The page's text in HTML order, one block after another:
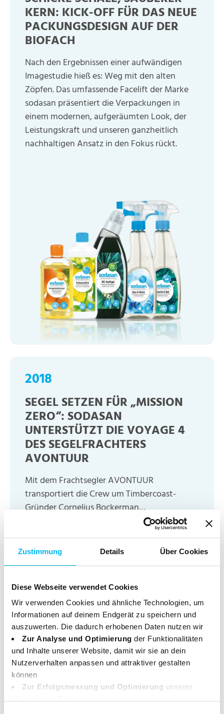
Zustimmung Details Über Cookies
Diese Webseite verwendet Cookies
Wir verwenden Cookies und ähnliche Technologien, um
Informationen auf deinem Endgerät zu speichern und
auszuwerten. Die dadurch erhobenen Daten nutzen wir
Zur Analyse und Optimierung der Funktionalitäten
und Inhalte unserer Website, damit wir sie an dein
Nutzerverhalten anpassen und attraktiver gestalten
können
Zur Erfolgsmessung und Optimierung unserer
KERN: KICK-OFF FÜR DAS NEUE
PACKUNGSDESIGN AUF DER
BIOFACH
Nach den Ergebnissen einer aufwändigen
Imagestudie hieß es: Weg mit den alten
Zöpfen. Das umfassende Facelift der Marke
sodasan präsentiert die Verpackungen in
einem modernen, aufgeräumten Look, der
Leistungskraft und unseren ganzheitlich
nachhaltigen Ansatz in den Fokus rückt.
2018
SEGEL SETZEN FÜR „MISSION
ZERO“: SODASAN
UNTERSTÜTZT DIE VOYAGE 4
DES SEGELFRACHTERS
AVONTUUR
Mit dem Frachtsegler AVONTUUR
transportiert die Crew um Timbercoast-
Gründer Cornelius Bockerman…